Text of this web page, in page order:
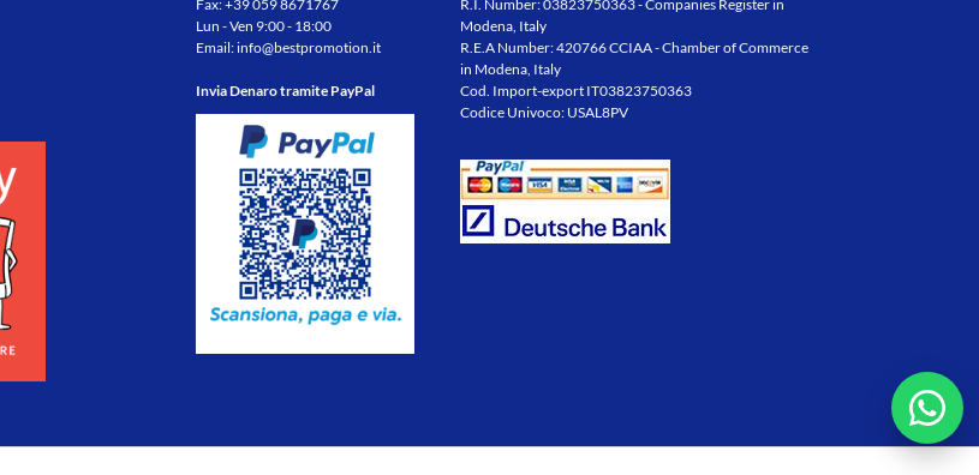
Fax: +39 059 8671767
Lun - Ven 9:00 - 18:00
Email:info@bestpromotion.it
Invia Denaro tramite PayPal
R.I. Number: 03823750363 - Companies Register in
Modena, Italy
R.E.A Number: 420766 CCIAA - Chamber of Commerce
in Modena, Italy
Cod. Import-export IT03823750363
Codice Univoco: USAL8PV